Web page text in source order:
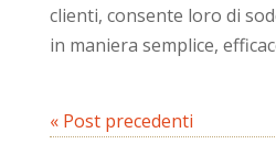
clienti, consente loro di
in maniera semplice,
« Post precedenti